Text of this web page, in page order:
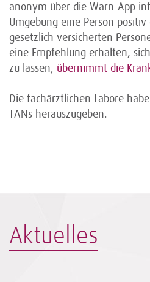
anonym über die Warn-App
Umgebung eine Person
gesetzlich versicherten
eine Empfehlung erhalten,
zu lassen, übernimmt die
Die fachärztlichen Labore
TANs herauszugeben.
Aktuelles